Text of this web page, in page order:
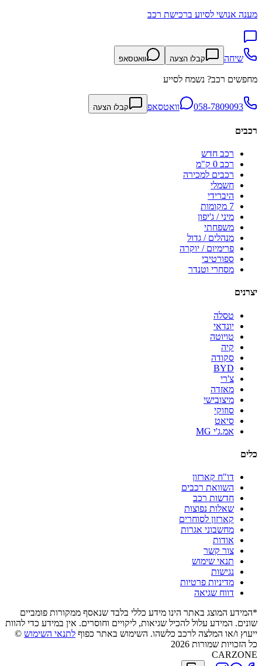
מענה אנושי לסיוע ברכישת רכב
שיחה קבלו הצעה וואטסאפ
מחפשים רכב? נשמח לסייע
058-7809093 וואטסאפ קבלו הצעה
רכבים
רכב חדש
רכב 0 ק"מ
רכבים למכירה
חשמלי
היברידי
7 מקומות
מיני / ג'יפון
משפחתי
מנהלים / גדול
פרימיום / יוקרה
ספורטיבי
מסחרי וטנדר
יצרנים
טסלה
יונדאי
טויוטה
קיה
סקודה
BYD
צ'רי
מאזדה
מיצובישי
סוזוקי
סיאט
אמ.ג'י MG
כלים
דו"ח קארזון
השוואת רכבים
חדשות רכב
שאלות נפוצות
קארזון לסוחרים
מחשבוני אגרות
אודות
צור קשר
תנאי שימוש
נגישות
מדיניות פרטיות
דווח שגיאה
*המידע המוצג באתר הינו מידע כללי בלבד שנאסף ממקורות פומביים
שונים. המידע עלול להכיל שגיאות, ליקויים וחוסרים. אין במידע כדי להוות
ייעוץ ו/או המלצה לרכב כלשהו. השימוש באתר כפוף לתנאי השימוש ©
כל הזכויות שמורות 2026
CARZONE